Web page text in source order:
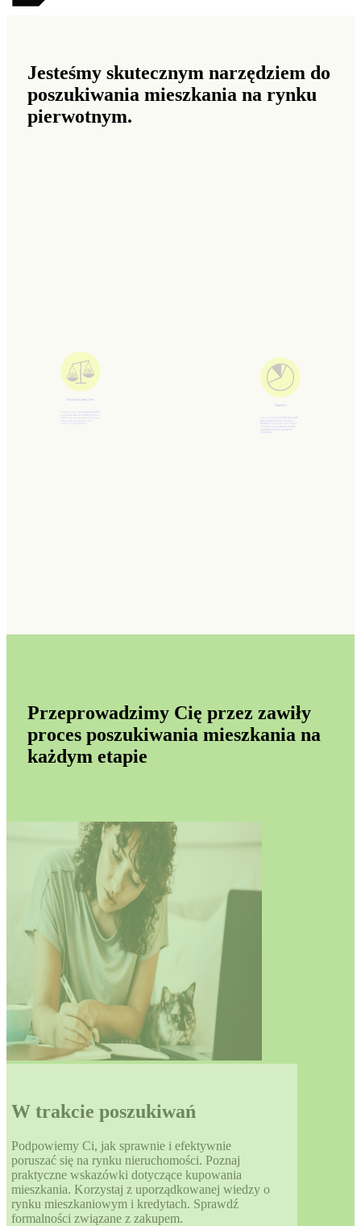
Jesteśmy skutecznym narzędziem do
poszukiwania mieszkania na rynku
pierwotnym.
Porównywarka ofert
porównywarki ofert
między poszczególnymi mieszkaniami
Raporty
Obserwuj aktualne trendy na rynku
średnich cenach
sprzedaży.
Przeprowadzimy Cię przez zawiły
proces poszukiwania mieszkania na
każdym etapie
W trakcie poszukiwań
Podpowiemy Ci, jak sprawnie i efektywnie
poruszać się na rynku nieruchomości. Poznaj
praktyczne wskazówki dotyczące kupowania
mieszkania. Korzystaj z uporządkowanej wiedzy o
rynku mieszkaniowym i kredytach. Sprawdź
formalności związane z zakupem.